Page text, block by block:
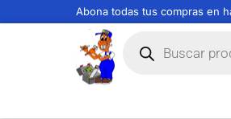
Abona todas tus compras en